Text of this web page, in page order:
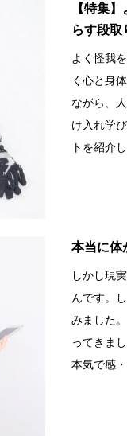
【特集
らす段取
よく怪我
く心と身
ながら、
け入れ学
トを紹介
本当に体
しかし現
んです。
みました
ってきま
本気で感・